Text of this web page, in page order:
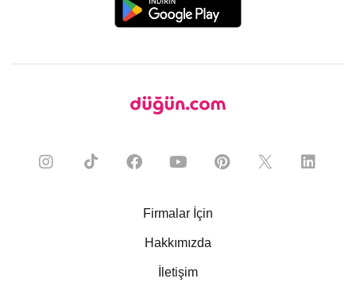
Firmalar İçin
Hakkımızda
İletişim